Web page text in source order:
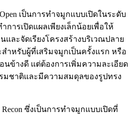
เป็นการทำจมูกแบบเปิดในระดับ
การเปิดแผลเพียงเล็กน้อยเพื่อให้
ละจัดเรียงโครงสร้างบริเวณปลาย
ำหรับผู้ที่เสริมจมูกเป็นครั้งแรก หรือ
นข้างดี แต่ต้องการเพิ่มความละเอียด
มชาติและมีความสมดุลของรูปทรง
ซึ่งเป็นการทำจมูกแบบเปิดที่